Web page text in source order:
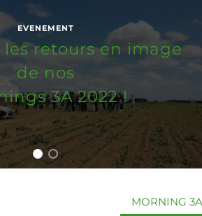
EVENEMENT
les retours en image
de nos
3A 2022 !
MORNING 3A